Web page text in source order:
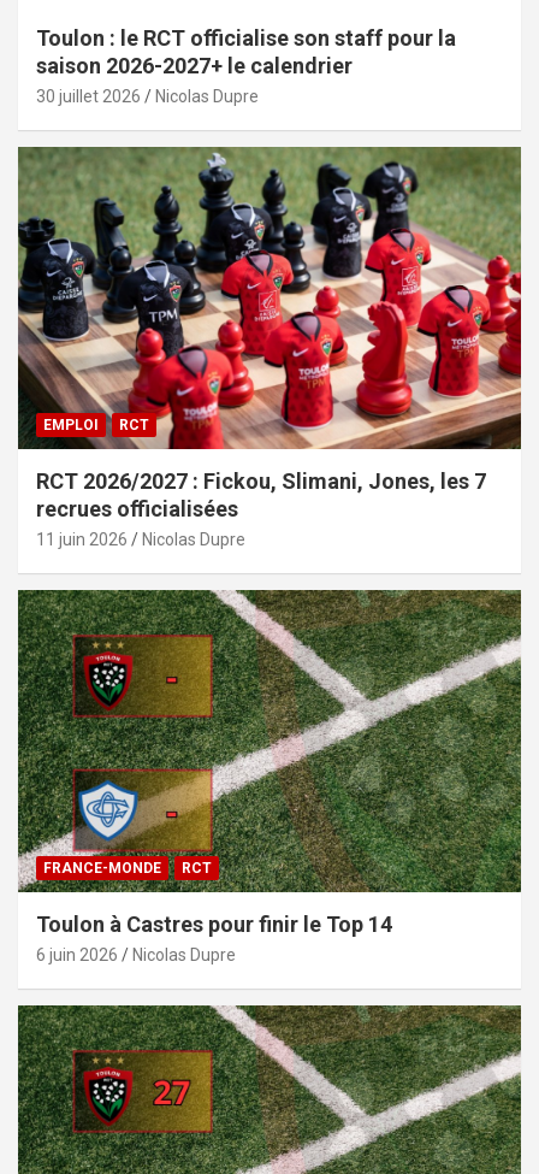
Toulon : le RCT officialise son staff pour la
saison 2026-2027+ le calendrier
30 juillet 2026 Nicolas Dupre
EMPLOI RCT
RCT 2026/2027 : Fickou, Slimani, Jones, les 7
recrues officialisées
11 juin 2026 Nicolas Dupre
FRANCE-MONDE RCT
Toulon à Castres pour finir le Top 14
6 juin 2026 Nicolas Dupre